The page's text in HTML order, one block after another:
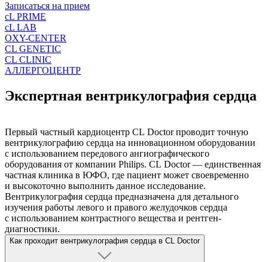
Записаться на прием
cL PRIME
cL LAB
OXY-CENTER
CL GENETIC
CL CLINIC
АЛЛЕРГОЦЕНТР
Экспертная вентрикулография сердца
Первый частный кардиоцентр CL Doctor проводит точную
вентрикулографию сердца на инновационном оборудовании
с использованием передового ангиографического
оборудования от компании Philips. CL Doctor — единственная
частная клиника в ЮФО, где пациент может своевременно
и высокоточно выполнить данное исследование.
Вентрикулография сердца предназначена для детального
изучения работы левого и правого желудочков сердца
с использованием контрастного вещества и рентген-
диагностики.
Как проходит вентрикулография сердца в CL Doctor